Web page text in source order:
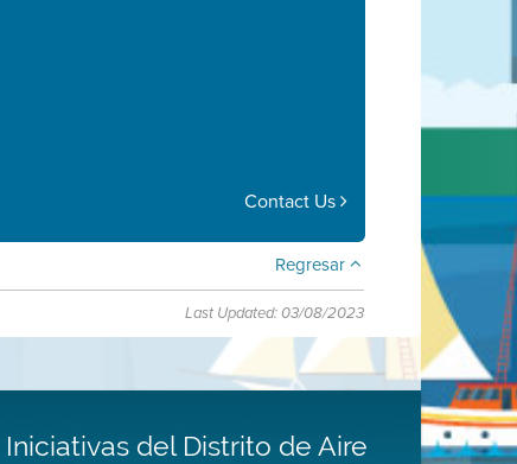
Contact Us
Regresar
Last Updated: 03/08/2023
Iniciativas del Distrito de Aire